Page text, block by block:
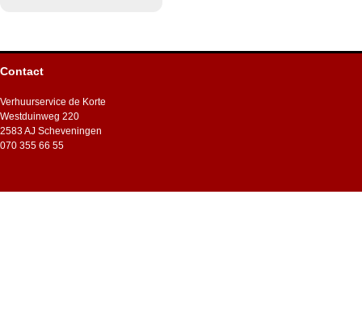
Contact
Verhuurservice de Korte
Westduinweg 220
2583 AJ Scheveningen
070 355 66 55